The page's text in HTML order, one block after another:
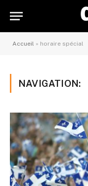
Accueil » horaire spécial
NAVIGATION: